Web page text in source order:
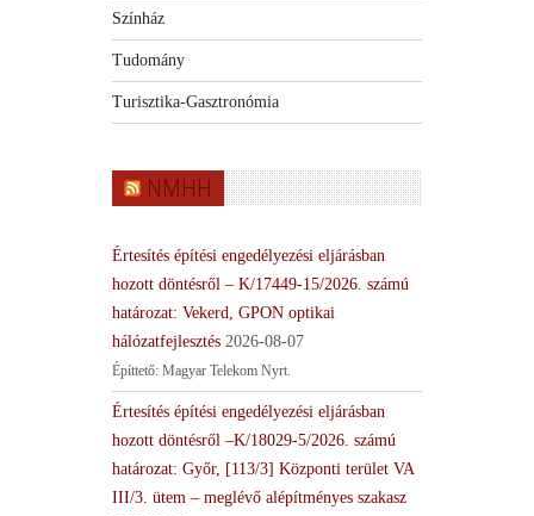
Színház
Tudomány
Turisztika-Gasztronómia
NMHH
Értesítés építési engedélyezési eljárásban
hozott döntésről – K/17449-15/2026. számú
határozat: Vekerd, GPON optikai
hálózatfejlesztés 2026-08-07
Építtető: Magyar Telekom Nyrt.
Értesítés építési engedélyezési eljárásban
hozott döntésről –K/18029-5/2026. számú
határozat: Győr, [113/3] Központi terület VA
III/3. ütem – meglévő alépítményes szakasz